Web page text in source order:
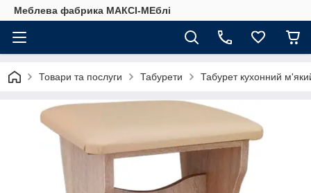
Меблева фабрика МАКСІ-МЕблі
Товари та послуги Табурети Табурет кухонний